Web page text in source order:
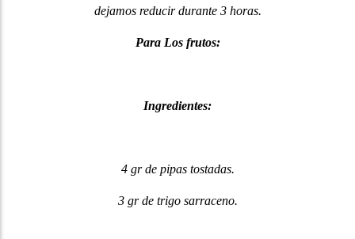
dejamos reducir durante 3 horas.
Para Los frutos:
Ingredientes:
4 gr de pipas tostadas.
3 gr de trigo sarraceno.